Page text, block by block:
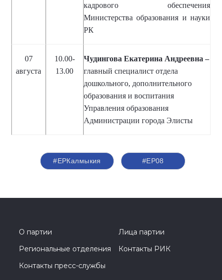
кадрового обеспечения
Министерства образования и науки
РК
07
августа
10.00-
13.00
Чудингова Екатерина Андреевна –
главный специалист отдела
дошкольного, дополнительного
образования и воспитания
Управления образования
Администрации города Элисты
#ЕРКалмыкия #ЕР08
О партии
Лица партии
Региональные отделения
Контакты РИК
Контакты пресс-службы